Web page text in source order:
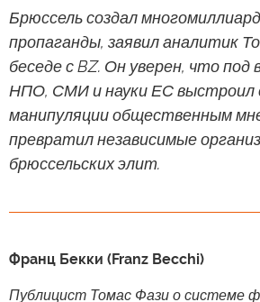
Брюссель создал
пропаганды, заявил аналитик
беседе с BZ. Он уверен, что под
НПО, СМИ и науки ЕС выстроил
манипуляции общественным
превратил независимые
брюссельских элит.
Франц Бекки (Franz Becchi)
Публицист Томас Фази о системе